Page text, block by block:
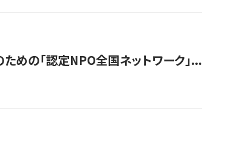
の「認定NPO全国ネットワーク」...